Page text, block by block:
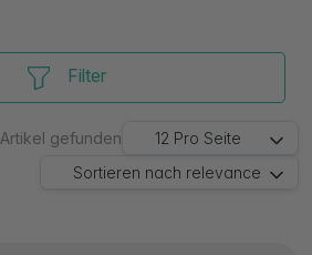
Filter
Artikel gefunden 12 Pro Seite
Sortieren nach relevance